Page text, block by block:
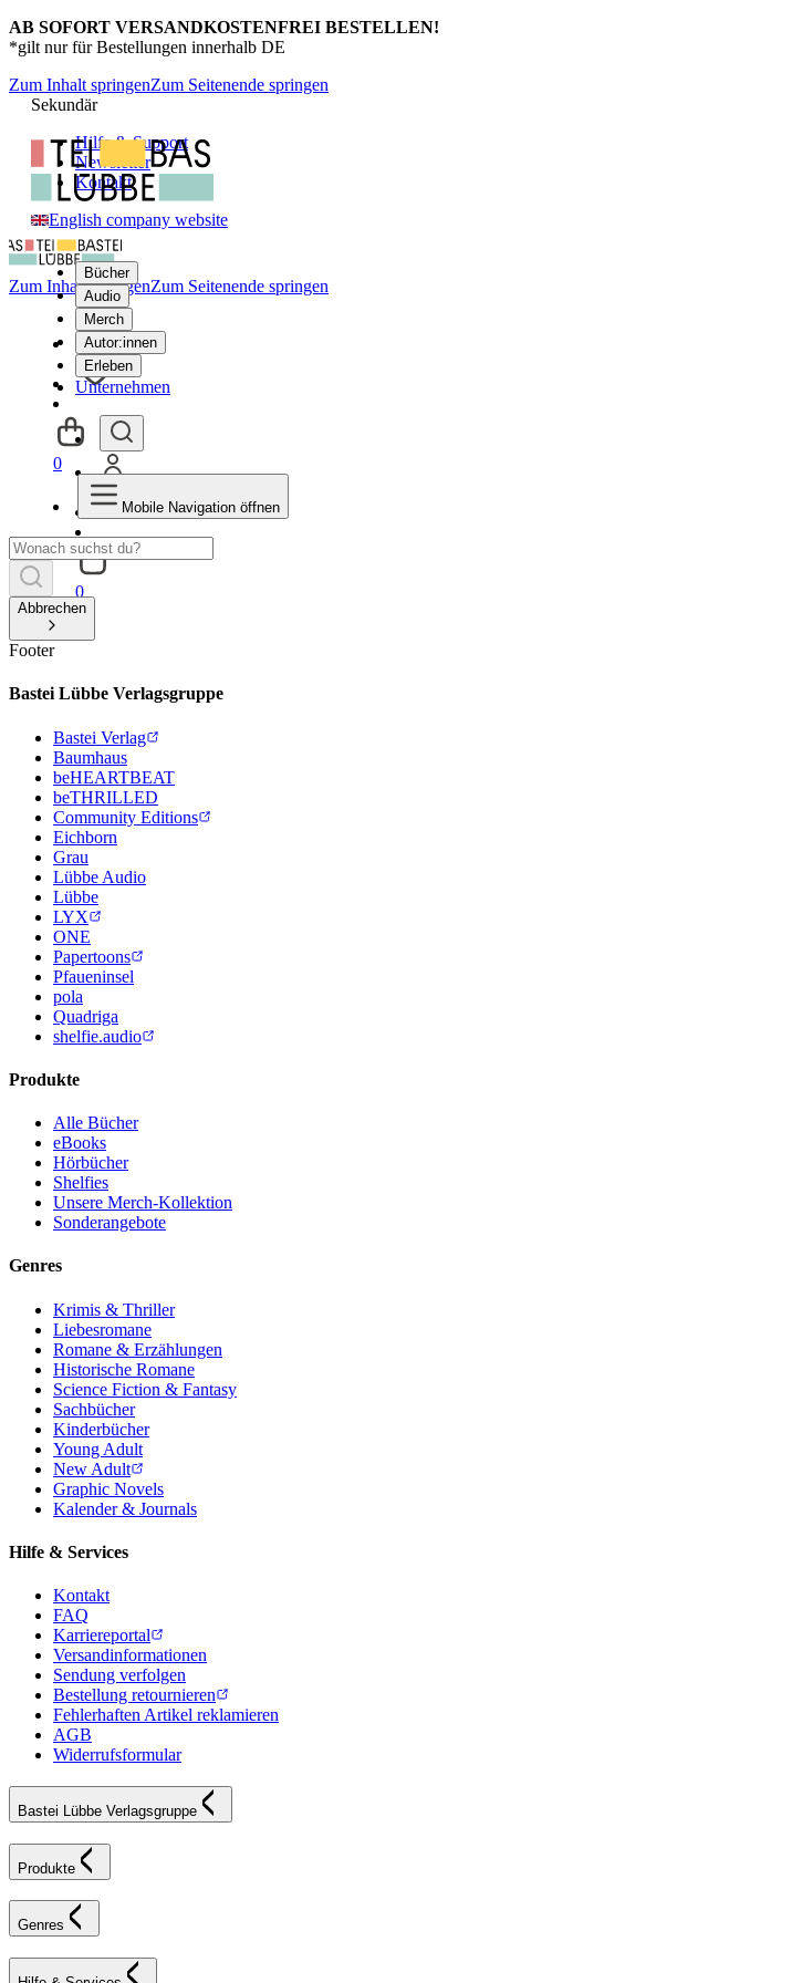
AB SOFORT VERSANDKOSTENFREI BESTELLEN!
*gilt nur für Bestellungen innerhalb DE
Zum Inhalt springenZum Seitenende springen
Sekundär
Hilfe & Support
Newsletter
Kontakt
English company website
Bücher
Audio
Merch
Autor:innen
Erleben
Unternehmen
0
Zum Inhalt springenZum Seitenende springen
0
Mobile Navigation öffnen
Abbrechen
Footer
Bastei Lübbe Verlagsgruppe
Bastei Verlag
Baumhaus
beHEARTBEAT
beTHRILLED
Community Editions
Eichborn
Grau
Lübbe Audio
Lübbe
LYX
ONE
Papertoons
Pfaueninsel
pola
Quadriga
shelfie.audio
Produkte
Alle Bücher
eBooks
Hörbücher
Shelfies
Unsere Merch-Kollektion
Sonderangebote
Genres
Krimis & Thriller
Liebesromane
Romane & Erzählungen
Historische Romane
Science Fiction & Fantasy
Sachbücher
Kinderbücher
Young Adult
New Adult
Graphic Novels
Kalender & Journals
Hilfe & Services
Kontakt
FAQ
Karriereportal
Versandinformationen
Sendung verfolgen
Bestellung retournieren
Fehlerhaften Artikel reklamieren
AGB
Widerrufsformular
Bastei Lübbe Verlagsgruppe
Produkte
Genres